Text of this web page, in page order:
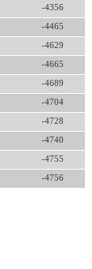
-4356
-4465
-4629
-4665
-4689
-4704
-4728
-4740
-4755
-4756